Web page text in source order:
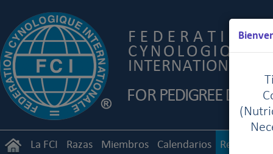
La FCI Razas Miembros Calendarios